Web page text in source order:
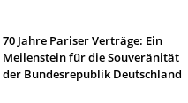
70 Jahre Pariser Verträge: Ein
Meilenstein für die Souveränität
der Bundesrepublik Deutschland